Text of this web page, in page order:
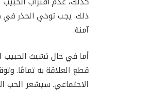
ذلك. يجب توخي الحذر في
آمنة.
أما في حال تشبث الحبيب
قطع العلاقة به تمامًا.
الاجتماعي. سيشعر الحب